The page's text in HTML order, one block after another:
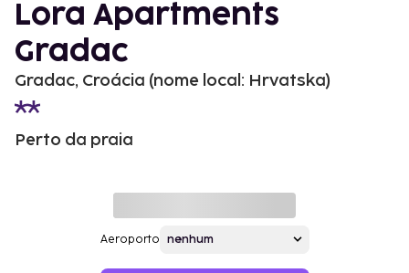
Lora Apartments
Gradac
Gradac, Croácia (nome local: Hrvatska)
Perto da praia
Aeroporto